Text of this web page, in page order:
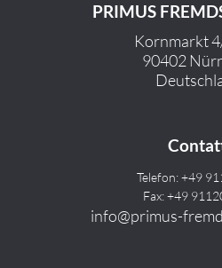
PRIMUS
Kornmarkt
90402
Telefon: +49
Fax: +49
info@primus-